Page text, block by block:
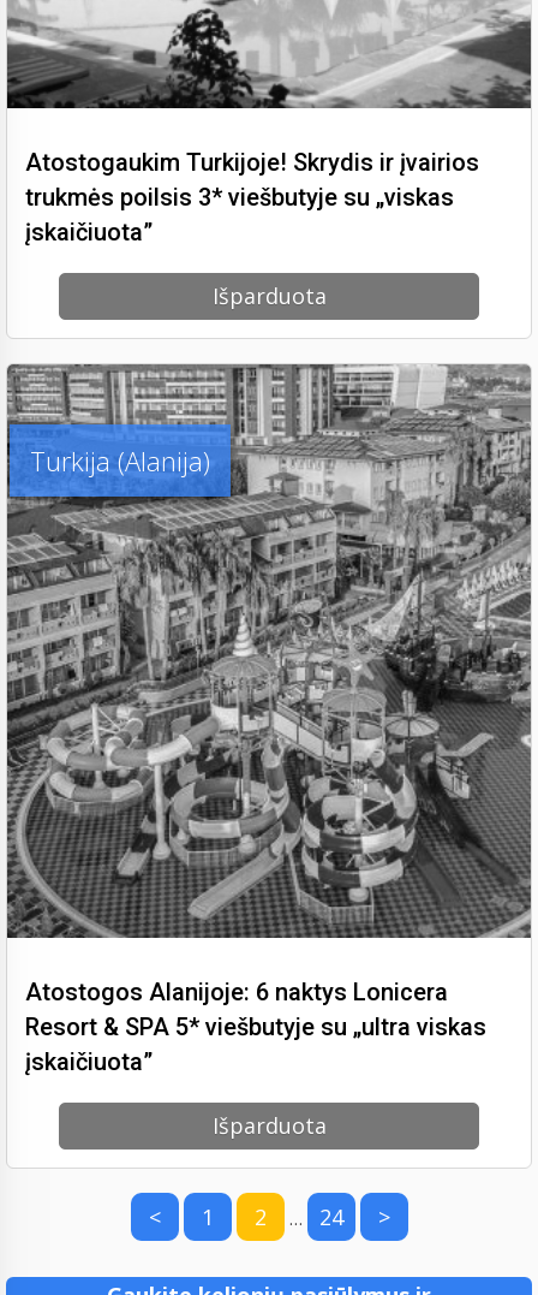
Atostogaukim Turkijoje! Skrydis ir įvairios
trukmės poilsis 3* viešbutyje su „viskas
įskaičiuota”
Išparduota
Turkija (Alanija)
Atostogos Alanijoje: 6 naktys Lonicera
Resort & SPA 5* viešbutyje su „ultra viskas
įskaičiuota”
Išparduota
< 1 2 … 24 >